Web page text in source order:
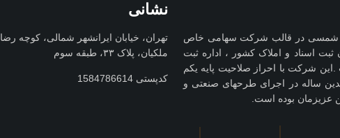
شرکت فنی مهندسی کیوان کوشا در سال 1347 شمسی در قالب شرکت سهامی خاص
سازمان ثبت اسناد و املاک کشور ، اداره ثبت
شرکت با احراز صلاحیت پایه یکم
ساله در اجرای طرحهای صنعتی و
بوده است.
نشانی
تهران، خیابان ایرانشهر شمالی، کوچه رضا
ملکیان، پلاک ۳۳، طبقه سوم
کدپستی 1584786614